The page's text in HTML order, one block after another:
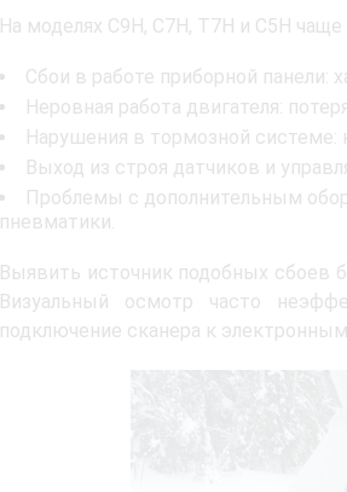
На моделях C9H, C7H, T7H и C5H
Сбои в работе приборной панели:
Неровная работа двигателя:
Нарушения в тормозной системе:
Выход из строя датчиков и
Проблемы с дополнительным
пневматики.
Выявить источник подобных сбоев
Визуальный осмотр часто
подключение сканера к